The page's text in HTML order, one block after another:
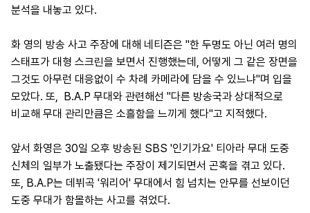
분석을 내놓고 있다.
화 영의 방송 사고 주장에 대해 네티즌은 "한 두명도 아닌 여러 명의
스태프가 대형 스크린을 보면서 진행했는데, 어떻게 그 같은 장면을
그것도 아무런 대응없이 수 차례 카메라에 담을 수 있느냐"며 입을
모았다. 또, B.A.P 무대와 관련해선 "다른 방송국과 상대적으로
비교해 무대 관리만큼은 소흘함을 느끼게 했다"고 지적했다.
앞서 화영은 30일 오후 방송된 SBS '인기가요' 티아라 무대 도중
신체의 일부가 노출됐다는 주장이 제기되면서 곤혹을 겪고 있다.
또, B.A.P는 데뷔곡 '워리어' 무대에서 힘 넘치는 안무를 선보이던
도중 무대가 함몰하는 사고를 겪었다.